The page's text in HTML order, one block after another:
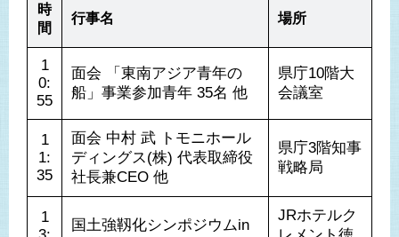
時
間
行事名 場所
1
0:
55
面会 「東南アジア青年の
船」事業参加青年 35名 他
県庁10階大
会議室
1
1:
35
面会 中村 武 トモニホール
ディングス(株) 代表取締役
社長兼CEO 他
県庁3階知事
戦略局
1
国土強靱化シンポジウムin
JRホテルク